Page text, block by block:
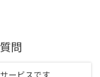
問
ービスです